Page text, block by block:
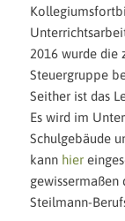
2016 wurde die
Steuergruppe
Seither ist das
Es wird im
Schulgebäude
kann hier
gewissermaßen
Steilmann-